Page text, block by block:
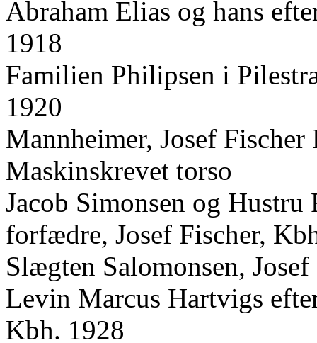
Abraham Elias og hans
1918
Familien Philipsen i
1920
Mannheimer, Josef
Maskinskrevet torso
Jacob Simonsen og Hustru
forfædre, Josef Fischer,
Slægten Salomonsen,
Levin Marcus Hartvigs
Kbh. 1928